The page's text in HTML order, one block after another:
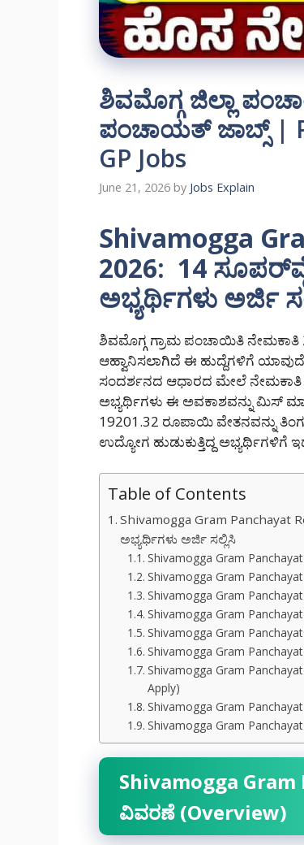
ಶಿವಮೊಗ್ಗ ಜಿಲ್ಲಾ
ಪಂಚಾಯತ್ ಜಾಬ್ಸ್ |
GP Jobs
June 21, 2026 by Jobs Explain
Shivamogga
2026: 14
ಅಭ್ಯರ್ಥಿಗಳು ಅರ್ಜಿ
ಶಿವಮೊಗ್ಗ ಗ್ರಾಮ ಪಂಚಾಯಿತಿ
ಆಹ್ವಾನಿಸಲಾಗಿದೆ ಈ ಹುದ್ದೆಗಳಿಗೆ
ಸಂದರ್ಶನದ ಆಧಾರದ ಮೇಲೆ ನೇಮಕಾತಿ
ಅಭ್ಯರ್ಥಿಗಳು ಈ ಅವಕಾಶವನ್ನು ಮಿಸ್
19201.32 ರೂಪಾಯಿ ವೇತನವನ್ನು
ಉದ್ಯೋಗ ಹುಡುಕುತ್ತಿದ್ದ ಅಭ್ಯರ್ಥಿಗಳಿಗೆ
Table of Contents
Shivamogga Gram
ಅಭ್ಯರ್ಥಿಗಳು ಅರ್ಜಿ ಸಲ್ಲಿಸಿ
Shivamogga Gram
Shivamogga Gram
Shivamogga Gram
Shivamogga Gram
Shivamogga Gram
Shivamogga Gram
Shivamogga Gram
Apply)
Shivamogga Gram
Shivamogga Gram
Shivamogga
ವಿವರಣೆ (Overview)